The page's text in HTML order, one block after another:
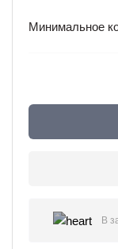
Минимальное
В